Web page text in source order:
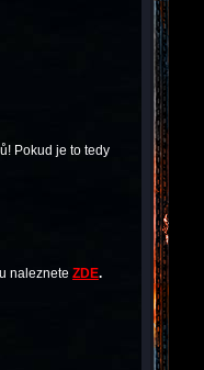
Pokud je to tedy
naleznete ZDE.